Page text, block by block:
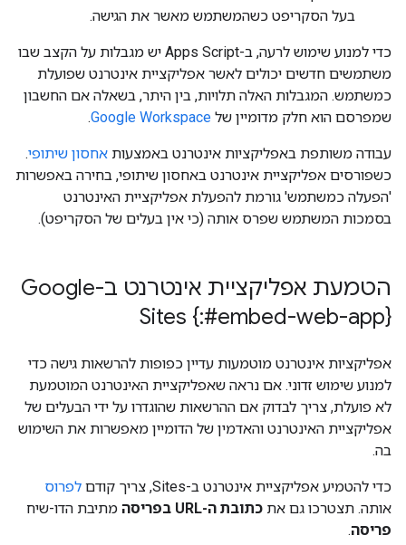
בעל הסקריפט כשהמשתמש מאשר את הגישה.
כדי למנוע שימוש לרעה, ב-Apps Script יש מגבלות על הקצב שבו
משתמשים חדשים יכולים לאשר אפליקציית אינטרנט שפועלת
כמשתמש. המגבלות האלה תלויות, בין היתר, בשאלה אם החשבון
שמפרסם הוא חלק מדומיין של Google Workspace
.
עבודה משותפת באפליקציות אינטרנט באמצעות אחסון שיתופי.
כשפורסים אפליקציית אינטרנט באחסון שיתופי, בחירה באפשרות
'הפעלה כמשתמש' גורמת להפעלת אפליקציית האינטרנט
בסמכות המשתמש שפרס אותה (כי אין בעלים של הסקריפט).
הטמעת אפליקציית אינטרנט ב-Google
Sites {:#embed-web-app}
אפליקציות אינטרנט מוטמעות עדיין כפופות להרשאות גישה כדי
למנוע שימוש זדוני. אם נראה שאפליקציית האינטרנט המוטמעת
לא פועלת, צריך לבדוק אם ההרשאות שהוגדרו על ידי הבעלים של
אפליקציית האינטרנט והאדמין של הדומיין מאפשרות את השימוש
בה.
כדי להטמיע אפליקציית אינטרנט ב-Sites, צריך קודם
לפרוס
אותה. תצטרכו גם את כתובת ה-URL בפריסה
מתיבת הדו-שיח
פריסה.